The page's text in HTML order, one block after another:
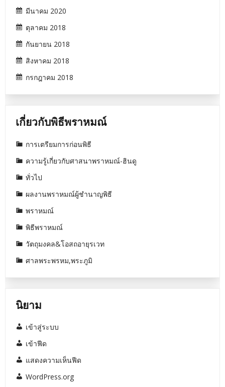
มีนาคม 2020
ตุลาคม 2018
กันยายน 2018
สิงหาคม 2018
กรกฎาคม 2018
เกี่ยวกับพิธีพราหมณ์
การเตรียมการก่อนพิธี
ความรู้เกี่ยวกับศาสนาพราหมณ์-ฮินดู
ทั่วไป
ผลงานพราหมณ์ผู้ชำนาญพิธี
พราหมณ์
พิธีพราหมณ์
วัตถุมงคล&โอสถอายุรเวท
ศาลพระพรหม,พระภูมิ
นิยาม
เข้าสู่ระบบ
เข้าฟีด
แสดงความเห็นฟีด
WordPress.org